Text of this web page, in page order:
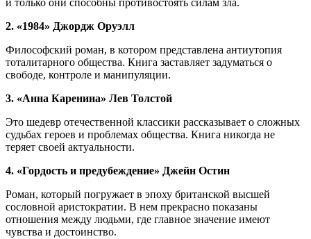
и только они способны противостоять силам зла.
2. «1984» Джордж Оруэлл
Философский роман, в котором представлена антиутопия
тоталитарного общества. Книга заставляет задуматься о
свободе, контроле и манипуляции.
3. «Анна Каренина» Лев Толстой
Это шедевр отечественной классики рассказывает о сложных
судьбах героев и проблемах общества. Книга никогда не
теряет своей актуальности.
4. «Гордость и предубеждение» Джейн Остин
Роман, который погружает в эпоху британской высшей
сословной аристократии. В нем прекрасно показаны
отношения между людьми, где главное значение имеют
чувства и достоинство.